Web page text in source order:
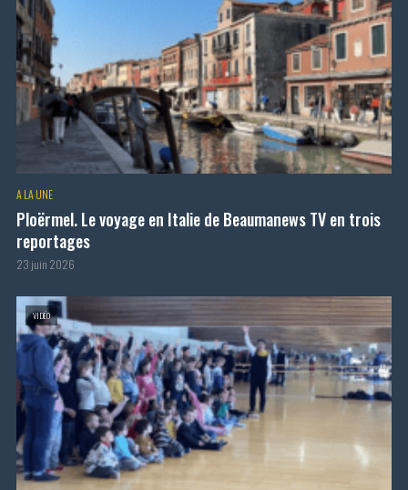
A LA UNE
Ploërmel. Le voyage en Italie de Beaumanews TV en trois
reportages
23 juin 2026
VIDÉO